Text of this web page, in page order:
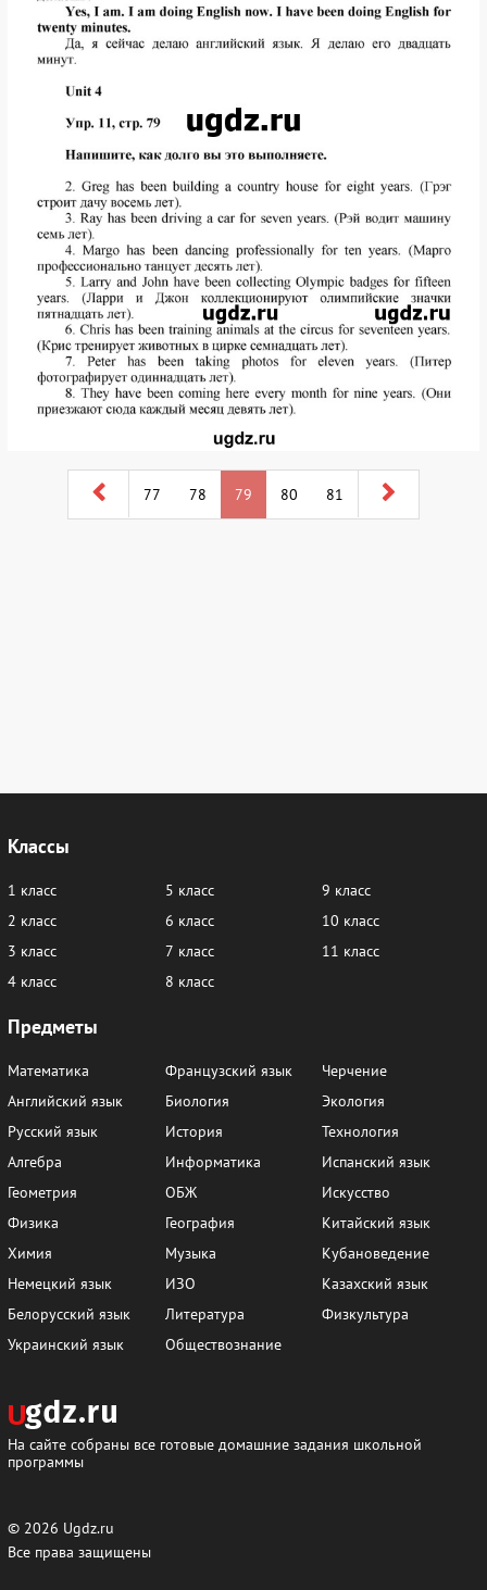
77 78 79 80 81
Классы
1 класс
2 класс
3 класс
4 класс
5 класс
6 класс
7 класс
8 класс
9 класс
10 класс
11 класс
Предметы
Математика
Английский язык
Русский язык
Алгебра
Геометрия
Физика
Химия
Немецкий язык
Белорусский язык
Украинский язык
Французский язык
Биология
История
Информатика
ОБЖ
География
Музыка
ИЗО
Литература
Обществознание
Черчение
Экология
Технология
Испанский язык
Искусство
Китайский язык
Кубановедение
Казахский язык
Физкультура
На сайте собраны все готовые домашние задания школьной
программы
© 2026 Ugdz.ru
Все права защищены